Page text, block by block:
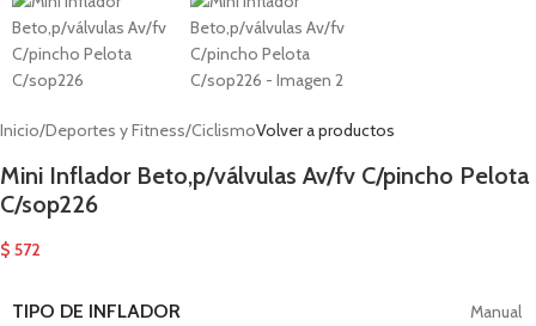
Inicio/Deportes y Fitness/CiclismoVolver a productos
Mini Inflador Beto,p/válvulas Av/fv C/pincho Pelota
C/sop226
$ 572
TIPO DE INFLADOR Manual